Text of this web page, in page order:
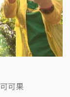
可可果